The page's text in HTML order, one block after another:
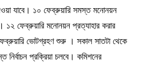
যাবে। ১০ ফেব্রুয়ারি সমস্ত মনোনয়ন
১২ ফেব্রুয়ারি মনোনয়ন প্রত্যাহার করার
ভোটগ্রহণ শুরু । সকাল সাতটা থেকে
নির্বাচন প্রক্রিয়া চলবে। কমিশনের